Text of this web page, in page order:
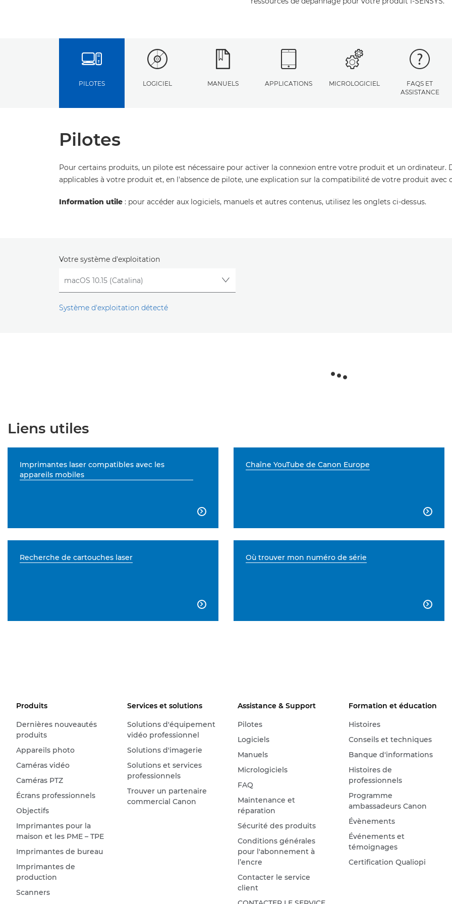
PILOTES LOGICIEL MANUELS APPLICATIONS MICROLOGICIEL
FAQS ET
ASSISTANCE
Pilotes
Pour certains produits, un pilote est nécessaire pour activer la connexion entre votre produit et un ordinateur.
applicables à votre produit et, en l'absence de pilote, une explication sur la compatibilité de votre produit avec
Information utile : pour accéder aux logiciels, manuels et autres contenus, utilisez les onglets ci-dessus.
Votre système d'exploitation
Système d'exploitation détecté
Liens utiles
Imprimantes laser compatibles avec les
appareils mobiles

Chaîne YouTube de Canon Europe

Recherche de cartouches laser

Où trouver mon numéro de série

Produits
Dernières nouveautés
produits
Appareils photo
Caméras vidéo
Caméras PTZ
Écrans professionnels
Objectifs
Imprimantes pour la
maison et les PME – TPE
Imprimantes de bureau
Imprimantes de
production
Scanners
Services et solutions
Solutions d'équipement
vidéo professionnel
Solutions d'imagerie
Solutions et services
professionnels
Trouver un partenaire
commercial Canon
Assistance & Support
Pilotes
Logiciels
Manuels
Micrologiciels
FAQ
Maintenance et
réparation
Sécurité des produits
Conditions générales
pour l'abonnement à
l’encre
Contacter le service
client
Formation et éducation
Histoires
Conseils et techniques
Banque d'informations
Histoires de
professionnels
Programme
ambassadeurs Canon
Évènements
Événements et
témoignages
Certification Qualiopi